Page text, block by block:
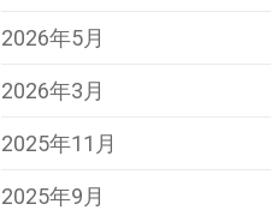
2026年5月
2026年3月
2025年11月
2025年9月